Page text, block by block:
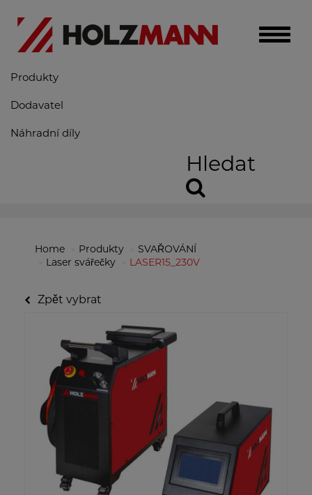
Toggle
Produkty
Dodavatel
Náhradní díly
Hledat
Home Produkty
SVAŘOVÁNÍ
Laser svářečky
LASER15_230V
Zpět vybrat